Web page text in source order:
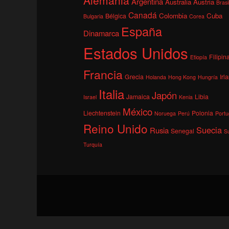
Brasil
Bulgaria Bélgica Canadá Colombia Corea Cuba
Dinamarca España
Estados Unidos Etiopía
Francia Grecia Holanda Hong Kong Hungría
Israel Italia Jamaica Japón Kenia Libia
Liechtenstein México Noruega Perú Polonia
Reino Unido Rusia Senegal Suecia
Turquía